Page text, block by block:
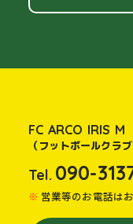
FC ARCO IRIS M
（フットボールクラ
Tel. 090-
営業等のお電話は